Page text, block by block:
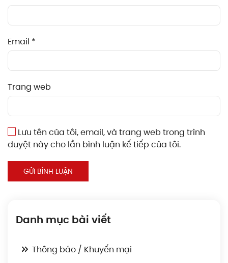
Email *
Trang web
Lưu tên của tôi, email, và trang web trong trình
duyệt này cho lần bình luận kế tiếp của tôi.
GỬI BÌNH LUẬN
Danh mục bài viết
Thông báo / Khuyến mại